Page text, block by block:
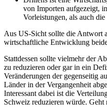
von Importen aufgezeigt,
Vorleistungen, als auch
Aus US-Sicht sollte die Antwort
wirtschaftliche Entwicklung
Stattdessen sollte vielmehr der
zu reduzieren oder gar in ein
Veränderungen der gegenseitig
Länder in der Vergangenheit
Interessant dabei ist die
Schweiz reduzieren würde. Geht